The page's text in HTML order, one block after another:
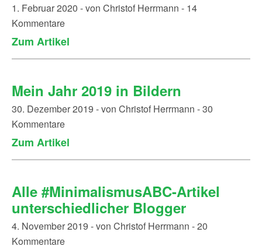
1. Februar 2020 - von Christof Herrmann - 14
Kommentare
Zum Artikel
Mein Jahr 2019 in Bildern
30. Dezember 2019 - von Christof Herrmann - 30
Kommentare
Zum Artikel
Alle #MinimalismusABC-Artikel
unterschiedlicher Blogger
4. November 2019 - von Christof Herrmann - 20
Kommentare